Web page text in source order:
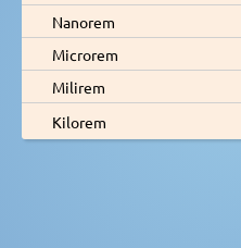
Nanorem
Microrem
Milirem
Kilorem